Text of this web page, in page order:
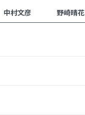
中村文彦 野崎晴花